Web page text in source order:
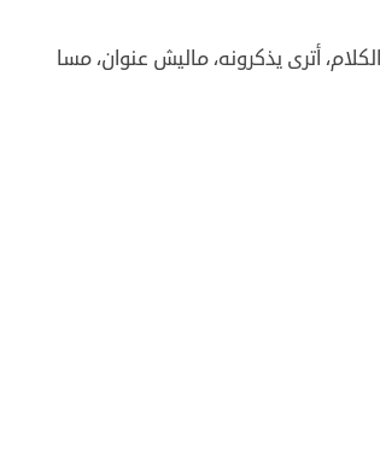
أترى يذكرونه، ماليش عنوان، مسا